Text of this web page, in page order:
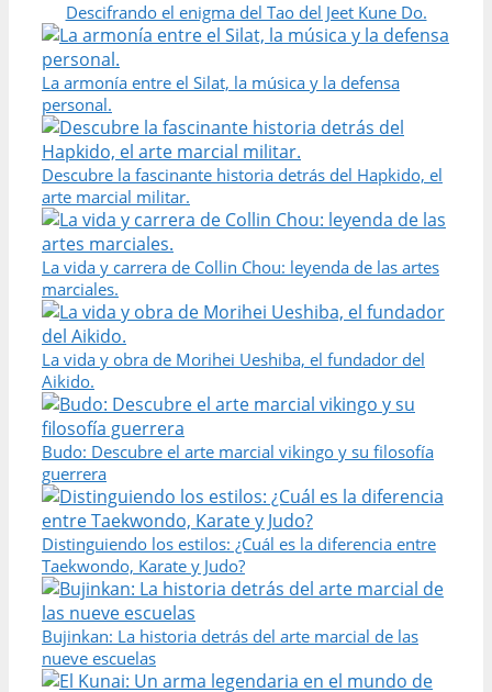
Descifrando el enigma del Tao del Jeet Kune Do.
La armonía entre el Silat, la música y la defensa
personal.
Descubre la fascinante historia detrás del Hapkido, el
arte marcial militar.
La vida y carrera de Collin Chou: leyenda de las artes
marciales.
La vida y obra de Morihei Ueshiba, el fundador del
Aikido.
Budo: Descubre el arte marcial vikingo y su filosofía
guerrera
Distinguiendo los estilos: ¿Cuál es la diferencia entre
Taekwondo, Karate y Judo?
Bujinkan: La historia detrás del arte marcial de las
nueve escuelas